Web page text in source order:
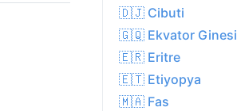
🇩🇯 Cibuti
🇬🇶 Ekvator Ginesi
🇪🇷 Eritre
🇪🇹 Etiyopya
🇲🇦 Fas